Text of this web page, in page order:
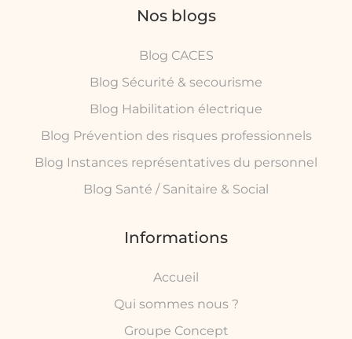
Nos blogs
Blog CACES
Blog Sécurité & secourisme
Blog Habilitation électrique
Blog Prévention des risques professionnels
Blog Instances représentatives du personnel
Blog Santé / Sanitaire & Social
Informations
Accueil
Qui sommes nous ?
Groupe Concept